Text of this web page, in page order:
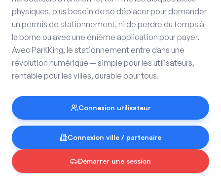
physiques, plus besoin de se déplacer pour demander
un permis de stationnement, ni de perdre du temps à
la borne ou avec une énième application pour payer.
Avec ParKKing, le stationnement entre dans une
révolution numérique — simple pour les utilisateurs,
rentable pour les villes, durable pour tous.
Connexion utilisateur
Connexion ville / partenaire
Démarrer une session